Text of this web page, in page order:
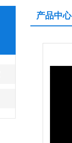
产品中心